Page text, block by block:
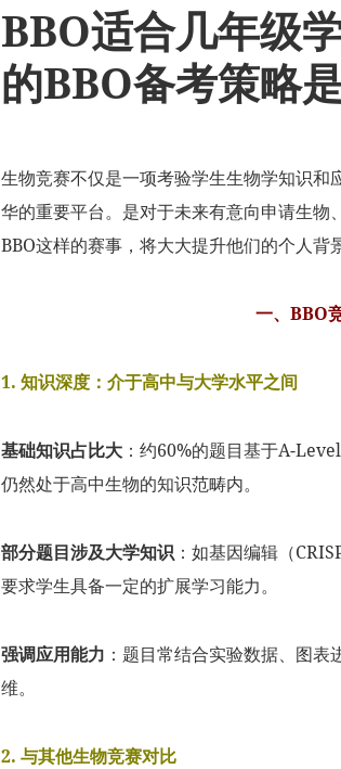
BBO适合几年级
的BBO备考策略
生物竞赛不仅是一项考验学生生物学知识
华的重要平台。是对于未来有意向申请生
BBO这样的赛事，将大大提升他们的个人背
一、BBO
1. 知识深度：介于高中与大学水平之间
基础知识占比大 ：约60%的题目基于A-
仍然处于高中生物的知识范畴内。
部分题目涉及大学知识 ：如基因编辑（
要求学生具备一定的扩展学习能力。
强调应用能力 ：题目常结合实验数据、图
维。
2. 与其他生物竞赛对比